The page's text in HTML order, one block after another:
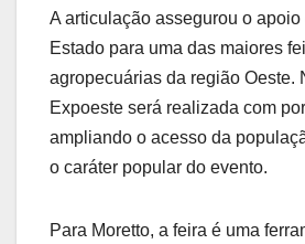
A articulação assegurou o
Estado para uma das maiores
agropecuárias da região Oeste.
Expoeste será realizada com
ampliando o acesso da
o caráter popular do evento.
Para Moretto, a feira é uma